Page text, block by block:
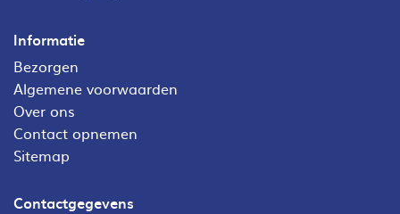
Informatie
Bezorgen
Algemene voorwaarden
Over ons
Contact opnemen
Sitemap
Contactgegevens